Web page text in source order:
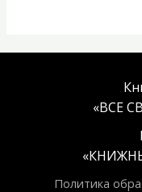
«ВСЕ
«
Политика